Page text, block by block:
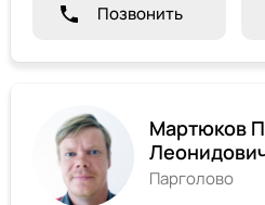
Позвонить
Мартюков
Парголово